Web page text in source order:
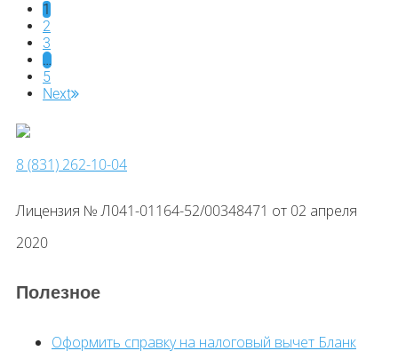
1
2
3
…
5
Next
8 (831) 262-10-04
Лицензия № Л041-01164-52/00348471 от 02 апреля
2020
Полезное
Оформить справку на налоговый вычет Бланк